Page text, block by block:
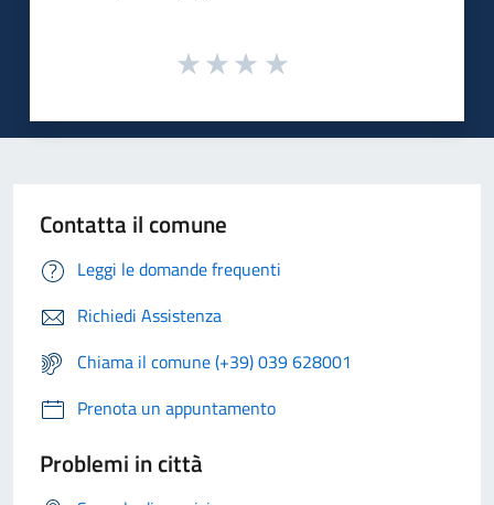
Contatta il comune
Leggi le domande frequenti
Richiedi Assistenza
Chiama il comune (+39) 039 628001
Prenota un appuntamento
Problemi in città